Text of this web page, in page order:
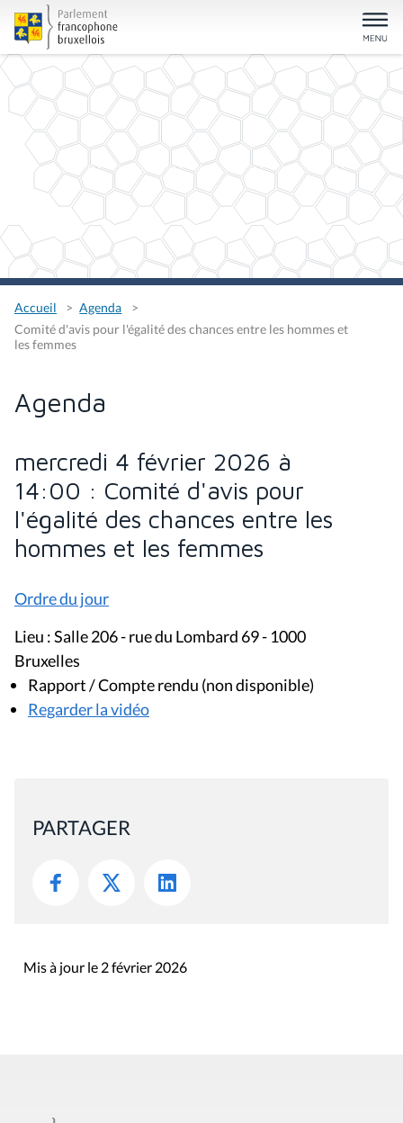
Accueil
Agenda
Comité d'avis pour l'égalité des chances entre les hommes et
les femmes
Agenda
mercredi 4 février 2026 à
14:00 : Comité d'avis pour
l'égalité des chances entre les
hommes et les femmes
Ordre du jour
Lieu : Salle 206 - rue du Lombard 69 - 1000
Bruxelles
Rapport / Compte rendu (non disponible)
Regarder la vidéo
PARTAGER
Mis à jour le 2 février 2026